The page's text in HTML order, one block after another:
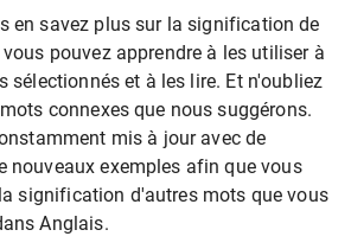
en savez plus sur la signification de
vous pouvez apprendre à les utiliser à
sélectionnés et à les lire. Et n'oubliez
connexes que nous suggérons.
mis à jour avec de
nouveaux exemples afin que vous
signification d'autres mots que vous
Anglais.